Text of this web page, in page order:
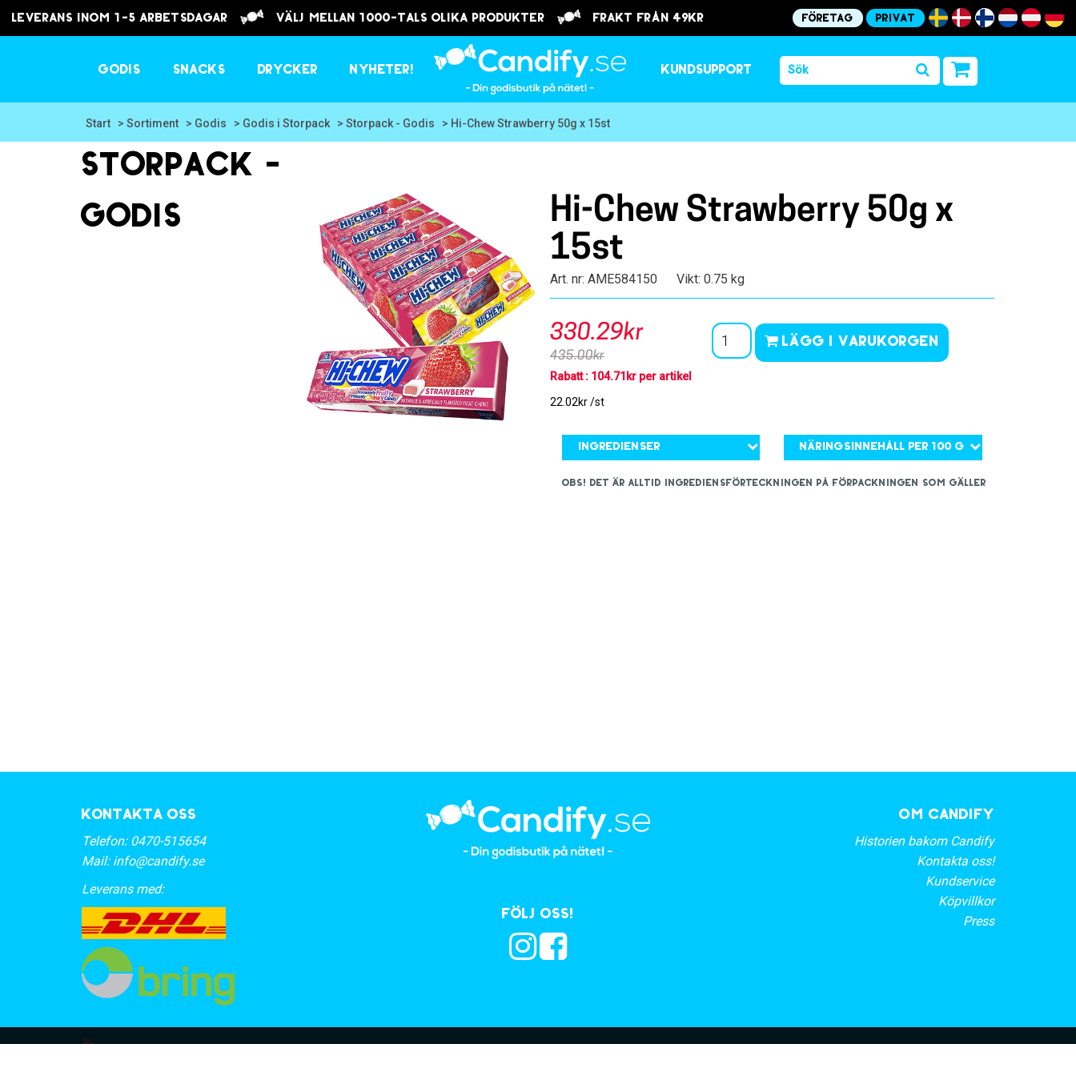
Leverans inom 1-5 arbetsdagar välj mellan 1000-tals olika produkter frakt från 49kr Företag Privat
Godis Snacks Drycker Nyheter! Kundsupport
Start > Sortiment > Godis > Godis i Storpack > Storpack - Godis > Hi-Chew Strawberry 50g x 15st
Storpack -
Godis
Hi-Chew Strawberry 50g x
15st
Art. nr: AME584150 Vikt: 0.75 kg
330.29kr
435.00kr
Rabatt : 104.71kr per artikel
22.02kr /st
Lägg i varukorgen
Ingredienser Näringsinnehåll per 100 g
OBS! Det är alltid ingrediensförteckningen på förpackningen som gäller
Kontakta oss
Telefon: 0470-515654
Mail: info@candify.se
Leverans med:
Följ oss!
OM CANDIFY
Historien bakom Candify
Kontakta oss!
Kundservice
Köpvillkor
Press